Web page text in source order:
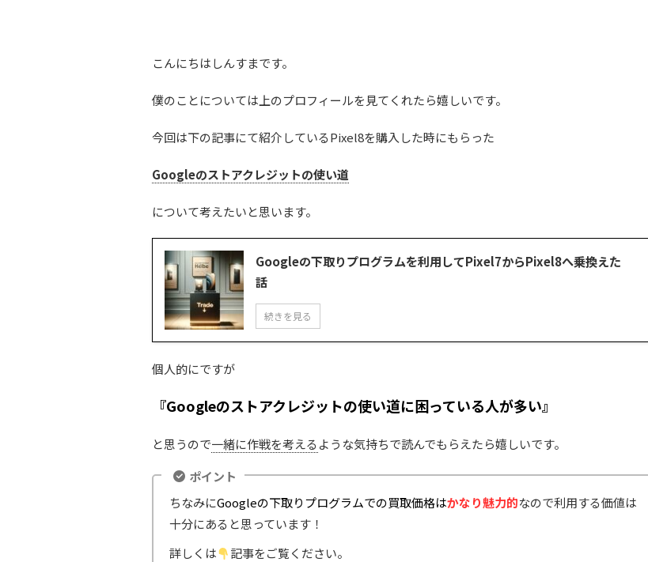
こんにちはしんすまです。
僕のことについては上のプロフィールを見てくれたら嬉しいです。
今回は下の記事にて紹介しているPixel8を購入した時にもらった
Googleのストアクレジットの使い道
について考えたいと思います。
Googleの下取りプログラムを利用してPixel7からPixel8へ乗換えた
話
続きを見る
個人的にですが
『Googleのストアクレジットの使い道に困っている人が多い』
と思うので一緒に作戦を考える ような気持ちで読んでもらえたら嬉しいです。
ポイント
ちなみにGoogleの下取りプログラムでの買取価格はかなり魅力的なので利用する価値は
十分にあると思っています！
詳しくは
記事をご覧ください。